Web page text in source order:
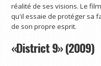
réalité de ses visions. Le
qu'il essaie de protéger sa
de son propre esprit.
«District 9» (2009)